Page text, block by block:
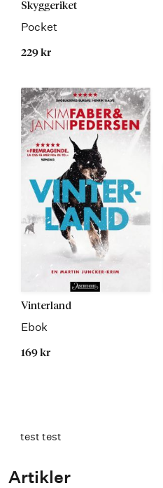
Skyggeriket
Pocket
229 kr
Vinterland
Ebok
169 kr
test test
Artikler